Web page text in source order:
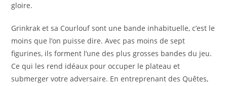
gloire.
Grinkrak et sa Courlouf sont une bande inhabituelle, c’est le
moins que l’on puisse dire. Avec pas moins de sept
figurines, ils forment l’une des plus grosses bandes du jeu.
Ce qui les rend idéaux pour occuper le plateau et
submerger votre adversaire. En entreprenant des Quêtes,